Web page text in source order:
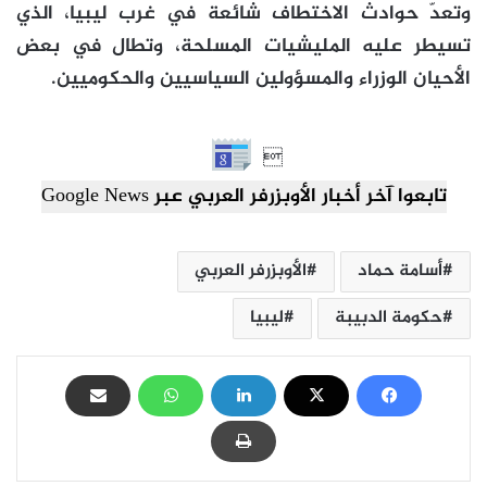
وتعدّ حوادث الاختطاف شائعة في غرب ليبيا، الذي
تسيطر عليه المليشيات المسلحة، وتطال في بعض
الأحيان الوزراء والمسؤولين السياسيين والحكوميين.

تابعوا آخر أخبار الأوبزرفر العربي عبر Google News
أسامة حماد
الأوبزرفر العربي
حكومة الدبيبة
ليبيا